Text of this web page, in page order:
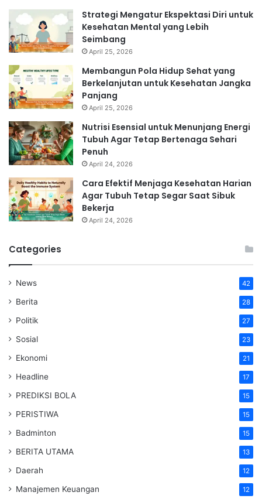
Strategi Mengatur Ekspektasi Diri untuk
Kesehatan Mental yang Lebih
Seimbang
April 25, 2026
Membangun Pola Hidup Sehat yang
Berkelanjutan untuk Kesehatan Jangka
Panjang
April 25, 2026
Nutrisi Esensial untuk Menunjang Energi
Tubuh Agar Tetap Bertenaga Sehari
Penuh
April 24, 2026
Cara Efektif Menjaga Kesehatan Harian
Agar Tubuh Tetap Segar Saat Sibuk
Bekerja
April 24, 2026
Categories
News 42
Berita 28
Politik 27
Sosial 23
Ekonomi 21
Headline 17
PREDIKSI BOLA 15
PERISTIWA 15
Badminton 15
BERITA UTAMA 13
Daerah 12
Manajemen Keuangan 12